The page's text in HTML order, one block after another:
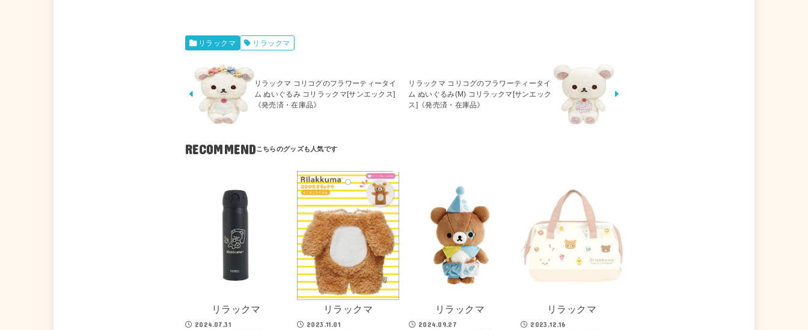
リラックマ リラックマ
リラックマ コリコグのフラワーティータイ
ム ぬいぐるみ コリラックマ[サンエックス]
《発売済・在庫品》
リラックマ コリコグのフラワーティータイ
ム ぬいぐるみ(M) コリラックマ[サンエック
ス]《発売済・在庫品》
RECOMMEND
リラックマ
2024.07.31
リラックマ
2023.11.01
リラックマ
2024.09.27
リラックマ
2023.12.16